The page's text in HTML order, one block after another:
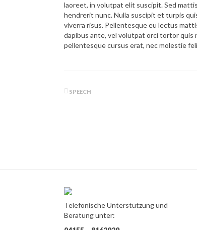
laoreet, in volutpat elit suscipit. Sed
hendrerit nunc. Nulla suscipit et turpis
viverra risus. Pellentesque eu lectus
dapibus ante, vel volutpat orci tortor quis
pellentesque cursus erat, nec molestie
SPEECH
Telefonische Unterstützung und
Beratung unter: